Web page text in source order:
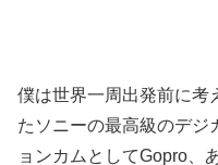
僕は世界一周出発前に考
たソニーの最高級のデジ
ョンカムとしてGopro、